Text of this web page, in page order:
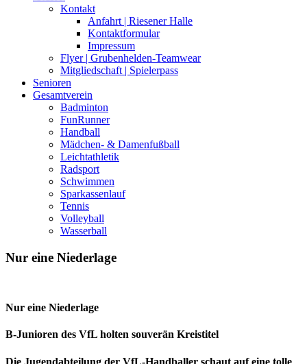
Kontakt
Anfahrt | Riesener Halle
Kontaktformular
Impressum
Flyer | Grubenhelden-Teamwear
Mitgliedschaft | Spielerpass
Senioren
Gesamtverein
Badminton
FunRunner
Handball
Mädchen- & Damenfußball
Leichtathletik
Radsport
Schwimmen
Sparkassenlauf
Tennis
Volleyball
Wasserball
Nur eine Niederlage
Nur eine Niederlage
B-Junioren des VfL holten souverän Kreistitel
Die Jugendabteilung der VfL-Handballer schaut auf eine tolle